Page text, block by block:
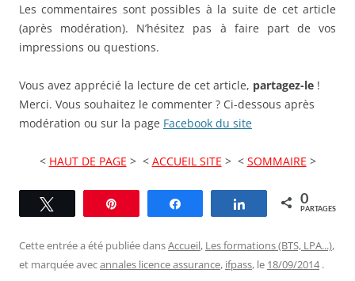
Les commentaires sont possibles à la suite de cet article
(après modération). N’hésitez pas à faire part de vos
impressions ou questions.
Vous avez apprécié la lecture de cet article, partagez-le !
Merci. Vous souhaitez le commenter ? Ci-dessous après
modération ou sur la page Facebook du site
< HAUT DE PAGE > < ACCUEIL SITE > < SOMMAIRE >
Partagez 0
PARTAGES
Cette entrée a été publiée dansAccueil, Les formations (BTS, LPA...),
et marquée avecannales licence assurance, ifpass, le 18/09/2014 .